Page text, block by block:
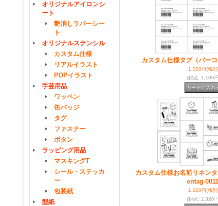
オリジナルアイロンシ
ート
艶消しラバーシー
ト
オリジナルステンシル
カスタム仕様
リアルイラスト
POPイラスト
手芸用品
ワッペン
缶バッジ
タグ
ファスナー
ボタン
ラッピング用品
マスキングT
シール・ステッカ
ー
包装紙
型紙
カスタム仕様タグ（バー
1,000円(税別
(税込: 1,100
カスタム仕様お名前リネン
entag-
1,200円(税別
(税込: 1,320